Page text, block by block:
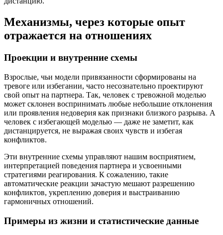
Механизмы, через которые опыт
отражается на отношениях
Проекции и внутренние схемы
Взрослые, чьи модели привязанности сформированы на
тревоге или избегании, часто несознательно проектируют
свой опыт на партнера. Так, человек с тревожной моделью
может склонен воспринимать любые небольшие отклонения
или проявления недоверия как признаки близкого разрыва. А
человек с избегающей моделью — даже не заметит, как
дистанцируется, не выражая своих чувств и избегая
конфликтов.
Эти внутренние схемы управляют нашим восприятием,
интерпретацией поведения партнера и усвоенными
стратегиями реагирования. К сожалению, такие
автоматические реакции зачастую мешают разрешению
конфликтов, укреплению доверия и выстраиванию
гармоничных отношений.
Примеры из жизни и статистические данные